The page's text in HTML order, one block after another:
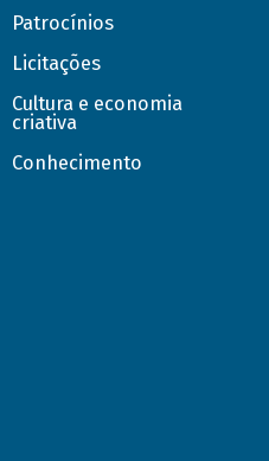
Patrocínios
Licitações
Cultura e economia
criativa
Conhecimento